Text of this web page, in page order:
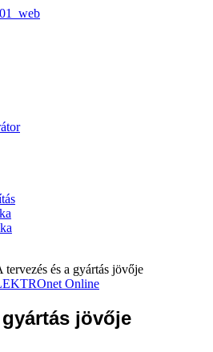
tervezés és a gyártás jövője
Online
jövője